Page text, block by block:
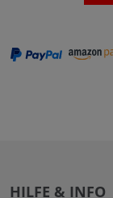
HILFE & INFO